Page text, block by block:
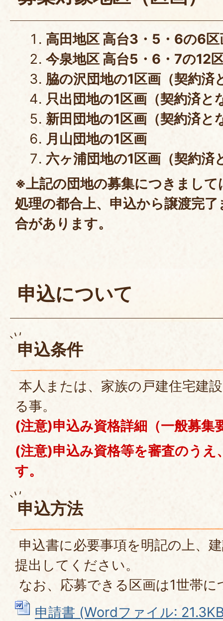
高田地区 高台3・5・6の6区
今泉地区 高台5・6・7の12
脇の沢団地の1区画（契約済
只出団地の1区画（契約済と
新田団地の1区画（契約済と
月山団地の1区画
六ヶ浦団地の1区画（契約済
※上記の団地の募集につきまして
処理の都合上、申込から譲渡完
合があります。
申込について
申込条件
本人または、家族の戸建住宅建
る事。
(注意)申込み資格詳細（一般募集
(注意)申込み資格等を審査のうえ
す。
申込方法
申込書に必要事項を明記の上、
提出してください。
なお、応募できる区画は1世帯
申請書 (Wordファイル: